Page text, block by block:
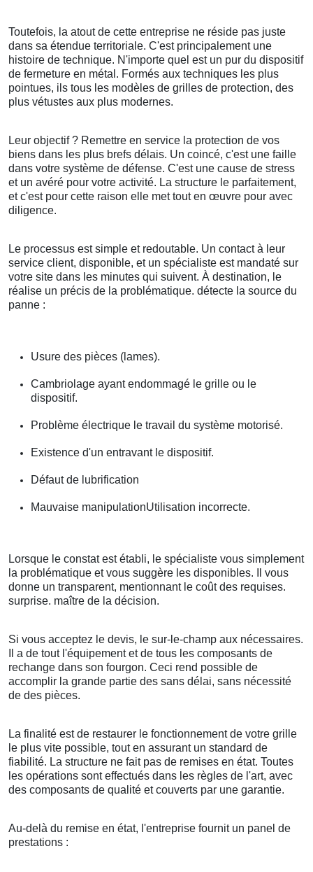
Toutefois, la atout de cette entreprise ne réside pas juste
dans sa étendue territoriale. C'est principalement une
histoire de technique. N'importe quel est un pur du dispositif
de fermeture en métal. Formés aux techniques les plus
pointues, ils tous les modèles de grilles de protection, des
plus vétustes aux plus modernes.
Leur objectif ? Remettre en service la protection de vos
biens dans les plus brefs délais. Un coincé, c'est une faille
dans votre système de défense. C'est une cause de stress
et un avéré pour votre activité. La structure le parfaitement,
et c'est pour cette raison elle met tout en œuvre pour avec
diligence.
Le processus est simple et redoutable. Un contact à leur
service client, disponible, et un spécialiste est mandaté sur
votre site dans les minutes qui suivent. À destination, le
réalise un précis de la problématique. détecte la source du
panne :
Usure des pièces (lames).
Cambriolage ayant endommagé le grille ou le
dispositif.
Problème électrique le travail du système motorisé.
Existence d'un entravant le dispositif.
Défaut de lubrification
Mauvaise manipulationUtilisation incorrecte.
Lorsque le constat est établi, le spécialiste vous simplement
la problématique et vous suggère les disponibles. Il vous
donne un transparent, mentionnant le coût des requises.
surprise. maître de la décision.
Si vous acceptez le devis, le sur-le-champ aux nécessaires.
Il a de tout l'équipement et de tous les composants de
rechange dans son fourgon. Ceci rend possible de
accomplir la grande partie des sans délai, sans nécessité
de des pièces.
La finalité est de restaurer le fonctionnement de votre grille
le plus vite possible, tout en assurant un standard de
fiabilité. La structure ne fait pas de remises en état. Toutes
les opérations sont effectués dans les règles de l'art, avec
des composants de qualité et couverts par une garantie.
Au-delà du remise en état, l'entreprise fournit un panel de
prestations :